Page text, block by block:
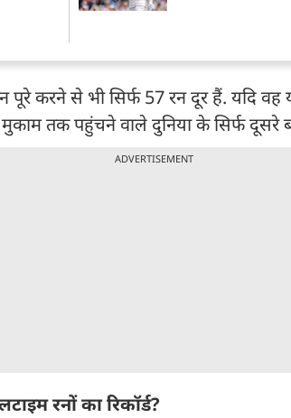
पूरे करने से भी सिर्फ 57 रन दूर हैं. यदि
तक पहुंचने वाले दुनिया के सिर्फ दूसरे
ADVERTISEMENT
रनों का र‍िकॉर्ड?